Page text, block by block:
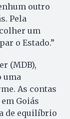
outro
Pela
um
o Estado.”
(MDB),
uma
As contas
Goiás
de equilíbrio